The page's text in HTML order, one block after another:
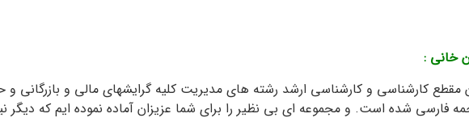
خانی :
دوم برای دانشجويان مقطع کارشناسی و کارشناسی ارشد رشته های مدیریت کلیه گرایشهای مالی و
شده است. و مجموعه ای بی نظیر را برای شما عزیزان آماده نموده ایم که دیگر